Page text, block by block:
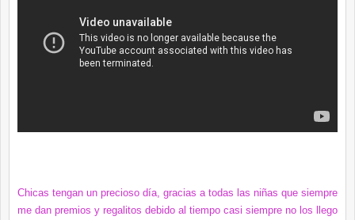
Chicas tengan un precioso día, gracias a todas las niñas que siempre
me dan premios y regalitos debido al tiempo casi siempre no los llego